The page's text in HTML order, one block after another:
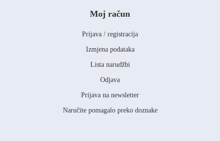
Moj račun
Prijava / registracija
Izmjena podataka
Lista narudžbi
Odjava
Prijava na newsletter
Naručite pomagalo preko doznake